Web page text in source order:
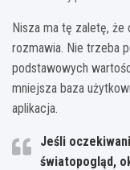
Nisza ma tę zaletę, że
rozmawia. Nie trzeba
podstawowych
mniejsza baza
aplikacja.
Jeśli
światopogląd,